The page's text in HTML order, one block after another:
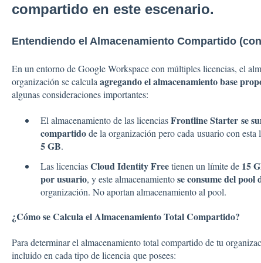
compartido en este escenario.
Entendiendo el Almacenamiento Compartido
En un entorno de Google Workspace con múltiples licencias, el
organización se calcula agregando el almacenamiento base
algunas consideraciones importantes:
El almacenamiento de las licenciasFrontline Starter se
compartidode la organización pero cada usuario con
5 GB.
Las licenciasCloud Identity Freetienen un límite de 15
por usuario, y este almacenamientose consume del
organización. No aportan almacenamiento al pool.
¿Cómo se Calcula el Almacenamiento Total Compartido?
Para determinar el almacenamiento total compartido de tu
incluido en cada tipo de licencia que posees: